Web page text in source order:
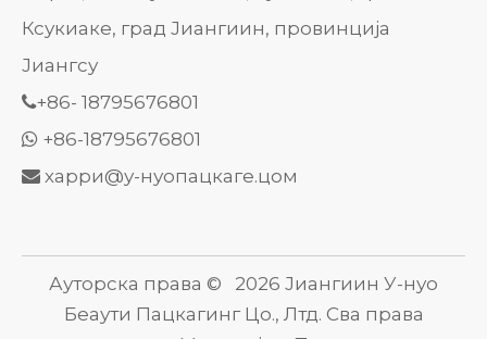
Ксукиаке, град Јиангиин, провинција
Јиангсу
+86- 18795676801
 +86-18795676801
 харри@у-нуопацкаге.цом
Ауторска права © 2026 Јиангиин У-нуо
Беаути Пацкагинг Цо., Лтд. Сва права